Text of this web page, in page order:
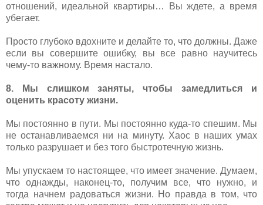
отношений, идеальной квартиры… Вы ждете, а время
убегает.
Просто глубоко вдохните и делайте то, что должны. Даже
если вы совершите ошибку, вы все равно научитесь
чему-то важному. Время настало.
8. Мы слишком заняты, чтобы замедлиться и
оценить красоту жизни.
Мы постоянно в пути. Мы постоянно куда-то спешим. Мы
не останавливаемся ни на минуту. Хаос в наших умах
только разрушает и без того быстротечную жизнь.
Мы упускаем то настоящее, что имеет значение. Думаем,
что однажды, наконец-то, получим все, что нужно, и
тогда начнем радоваться жизни. Но правда в том, что